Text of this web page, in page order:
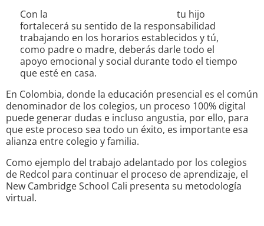
Con la
tu hijo
fortalecerá su sentido de la responsabilidad
trabajando en los horarios establecidos y tú,
como padre o madre, deberás darle todo el
apoyo emocional y social durante todo el tiempo
que esté en casa.
En Colombia, donde la educación presencial es el común
denominador de los colegios, un proceso 100% digital
puede generar dudas e incluso angustia, por ello, para
que este proceso sea todo un éxito, es importante esa
alianza entre colegio y familia.
Como ejemplo del trabajo adelantado por los colegios
de Redcol para continuar el proceso de aprendizaje, el
New Cambridge School Cali presenta su metodología
virtual.